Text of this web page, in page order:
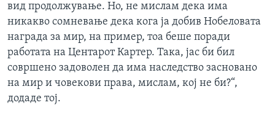
вид продолжување. Но, не мислам дека има
никакво сомневање дека кога ја добив Нобеловата
награда за мир, на пример, тоа беше поради
работата на Центарот Картер. Така, јас би бил
совршено задоволен да има наследство засновано
на мир и човекови права, мислам, кој не би?“,
додаде тој.